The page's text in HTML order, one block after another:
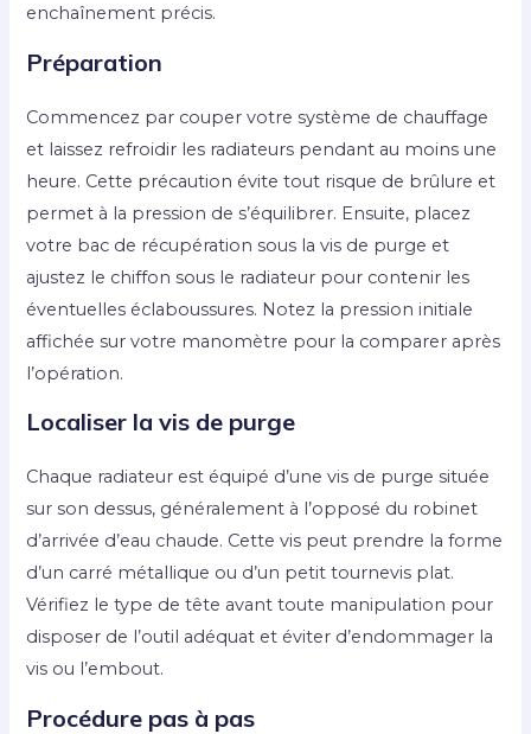
enchaînement précis.
Préparation
Commencez par couper votre système de chauffage
et laissez refroidir les radiateurs pendant au moins une
heure. Cette précaution évite tout risque de brûlure et
permet à la pression de s’équilibrer. Ensuite, placez
votre bac de récupération sous la vis de purge et
ajustez le chiffon sous le radiateur pour contenir les
éventuelles éclaboussures. Notez la pression initiale
affichée sur votre manomètre pour la comparer après
l’opération.
Localiser la vis de purge
Chaque radiateur est équipé d’une vis de purge située
sur son dessus, généralement à l’opposé du robinet
d’arrivée d’eau chaude. Cette vis peut prendre la forme
d’un carré métallique ou d’un petit tournevis plat.
Vérifiez le type de tête avant toute manipulation pour
disposer de l’outil adéquat et éviter d’endommager la
vis ou l’embout.
Procédure pas à pas